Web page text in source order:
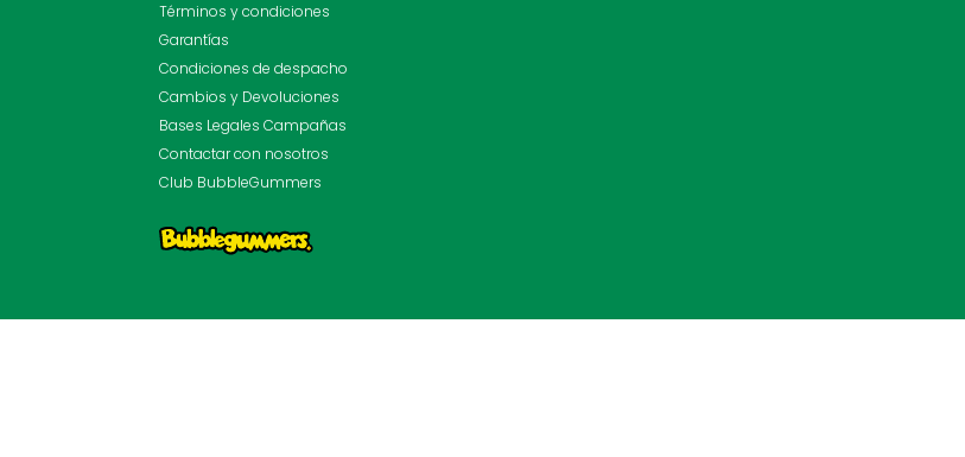
Términos y condiciones
Garantías
Condiciones de despacho
Cambios y Devoluciones
Bases Legales Campañas
Contactar con nosotros
Club BubbleGummers